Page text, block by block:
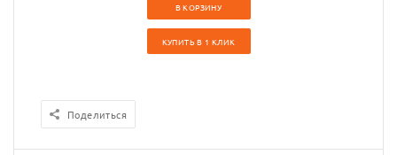
В КОРЗИНУ
КУПИТЬ В 1 КЛИК
Поделиться